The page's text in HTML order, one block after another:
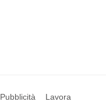
Pubblicità Lavora